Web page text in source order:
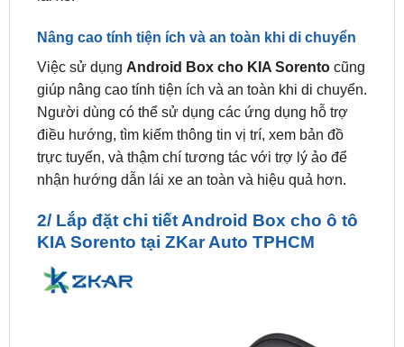
giúp nâng cao tính tiện ích và an toàn khi di chuyển.
Người dùng có thể sử dụng các ứng dụng hỗ trợ
điều hướng, tìm kiếm thông tin vị trí, xem bản đồ
trực tuyến, và thậm chí tương tác với trợ lý ảo để
nhận hướng dẫn lái xe an toàn và hiệu quả hơn.
2/ Lắp đặt chi tiết Android Box cho ô tô